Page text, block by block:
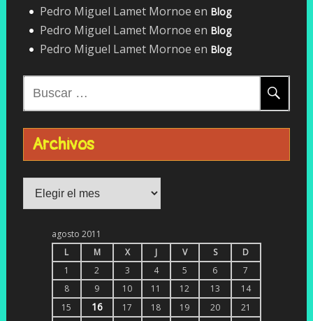
Pedro Miguel Lamet Mornoe en Blog
Pedro Miguel Lamet Mornoe en Blog
Pedro Miguel Lamet Mornoe en Blog
Archivos
Archivos
agosto 2011
L
M X J V S
D
1
2 3 4 5 6
7
8
9 10 11 12 13
14
15
16 17 18 19 20
21